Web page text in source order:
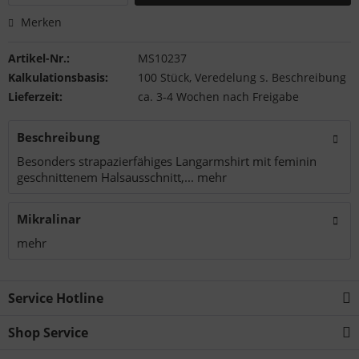
Merken
Artikel-Nr.:
MS10237
Kalkulationsbasis:
100 Stück, Veredelung s. Beschreibung
Lieferzeit:
ca. 3-4 Wochen nach Freigabe
Beschreibung
Besonders strapazierfähiges Langarmshirt mit feminin
geschnittenem Halsausschnitt,... mehr
Mikralinar
mehr
Service Hotline
Shop Service